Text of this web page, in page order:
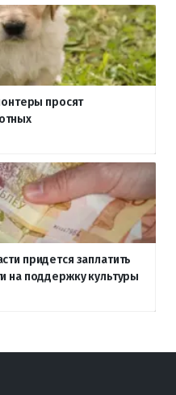
просят
придется заплатить
на поддержку культуры